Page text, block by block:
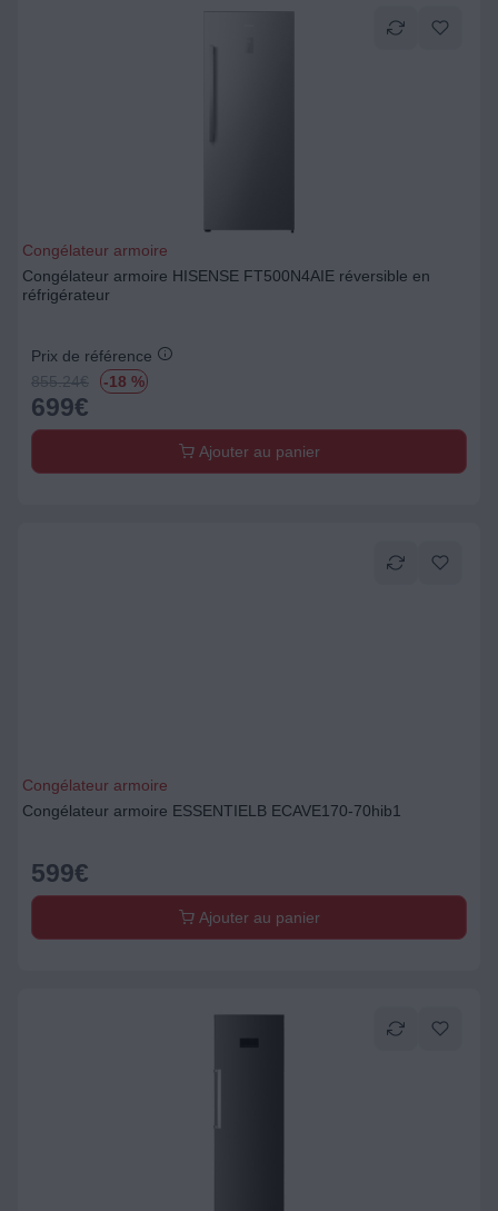
Congélateur armoire
Congélateur armoire HISENSE FT500N4AIE réversible en
réfrigérateur
Prix de référence
855.24€ -18 %
699€
Ajouter au panier
Congélateur armoire
Congélateur armoire ESSENTIELB ECAVE170-70hib1
599€
Ajouter au panier